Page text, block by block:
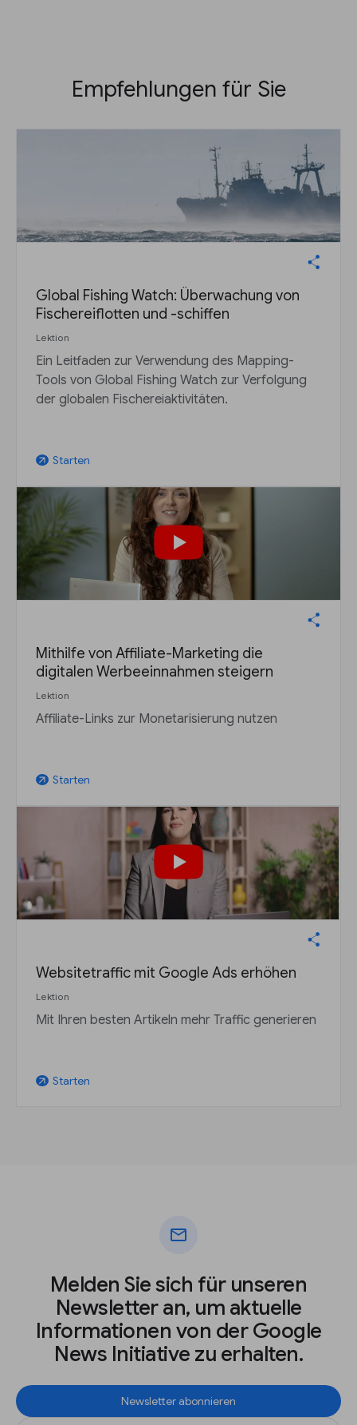
Empfehlungen für Sie
Global Fishing Watch: Überwachung von
Fischereiflotten und -schiffen
Lektion
Ein Leitfaden zur Verwendung des Mapping-
Tools von Global Fishing Watch zur Verfolgung
der globalen Fischereiaktivitäten.
arrow_outward Starten
Mithilfe von Affiliate-Marketing die
digitalen Werbeeinnahmen steigern
Lektion
Affiliate-Links zur Monetarisierung nutzen
arrow_outward Starten
Websitetraffic mit Google Ads erhöhen
Lektion
Mit Ihren besten Artikeln mehr Traffic generieren
arrow_outward Starten
mail
Melden Sie sich für unseren
Newsletter an, um aktuelle
Informationen von der Google
News Initiative zu erhalten.
Newsletter abonnieren